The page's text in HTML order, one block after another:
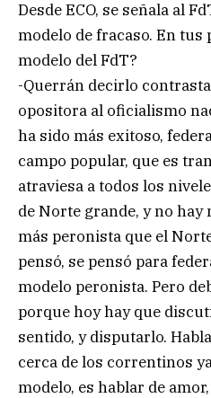
Desde ECO, se señala al
modelo de fracaso. En tus
modelo del FdT?
-Querrán decirlo
opositora al oficialismo
ha sido más exitoso,
campo popular, que es
atraviesa a todos los
de Norte grande, y no hay
más peronista que el
pensó, se pensó para
modelo peronista. Pero
porque hoy hay que
sentido, y disputarlo.
cerca de los correntinos
modelo, es hablar de